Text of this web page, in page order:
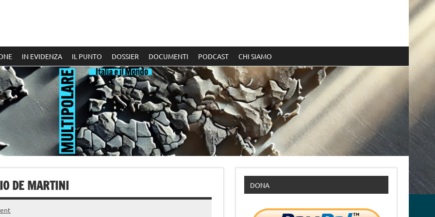
IN EVIDENZA IL PUNTO DOSSIER DOCUMENTI PODCAST CHI SIAMO
DE MARTINI DONA